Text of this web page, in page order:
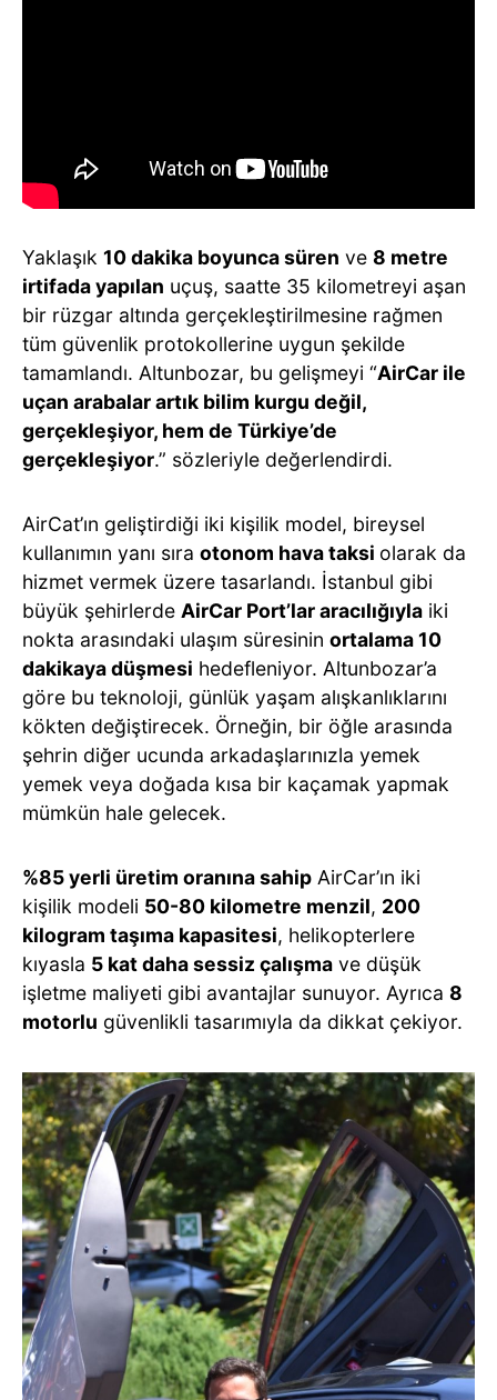
Yaklaşık 10 dakika boyunca süren ve 8 metre
irtifada yapılan uçuş, saatte 35 kilometreyi aşan
bir rüzgar altında gerçekleştirilmesine rağmen
tüm güvenlik protokollerine uygun şekilde
tamamlandı. Altunbozar, bu gelişmeyi “AirCar ile
uçan arabalar artık bilim kurgu değil,
gerçekleşiyor, hem de Türkiye’de
gerçekleşiyor.” sözleriyle değerlendirdi.
AirCat’ın geliştirdiği iki kişilik model, bireysel
kullanımın yanı sıra otonom hava taksi olarak da
hizmet vermek üzere tasarlandı. İstanbul gibi
büyük şehirlerde AirCar Port’lar aracılığıyla iki
nokta arasındaki ulaşım süresinin ortalama 10
dakikaya düşmesi hedefleniyor. Altunbozar’a
göre bu teknoloji, günlük yaşam alışkanlıklarını
kökten değiştirecek. Örneğin, bir öğle arasında
şehrin diğer ucunda arkadaşlarınızla yemek
yemek veya doğada kısa bir kaçamak yapmak
mümkün hale gelecek.
%85 yerli üretim oranına sahip AirCar’ın iki
kişilik modeli 50-80 kilometre menzil, 200
kilogram taşıma kapasitesi, helikopterlere
kıyasla 5 kat daha sessiz çalışma ve düşük
işletme maliyeti gibi avantajlar sunuyor. Ayrıca 8
motorlu güvenlikli tasarımıyla da dikkat çekiyor.